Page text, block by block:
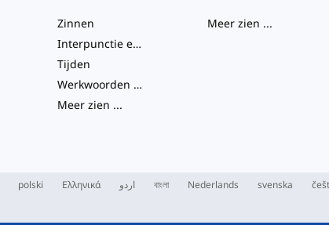
Zinnen
Interpunctie en Spelling
Tijden
Werkwoorden en Stemmen
Meer zien ...
Meer zien ...
polski Ελληνικά اردو বাংলা Nederlands svenska